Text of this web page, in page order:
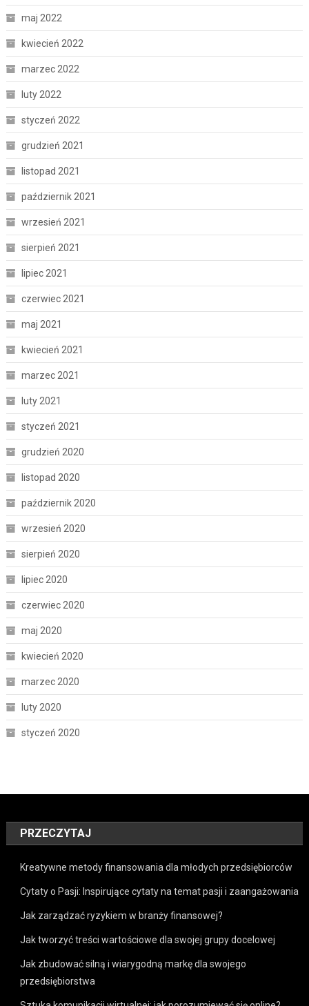
maj 2022
kwiecień 2022
marzec 2022
luty 2022
styczeń 2022
grudzień 2021
listopad 2021
październik 2021
wrzesień 2021
sierpień 2021
lipiec 2021
czerwiec 2021
maj 2021
kwiecień 2021
marzec 2021
luty 2021
styczeń 2021
grudzień 2020
listopad 2020
październik 2020
wrzesień 2020
sierpień 2020
lipiec 2020
czerwiec 2020
maj 2020
kwiecień 2020
marzec 2020
luty 2020
styczeń 2020
PRZECZYTAJ
Kreatywne metody finansowania dla młodych przedsiębiorców
Cytaty o Pasji: Inspirujące cytaty na temat pasji i zaangażowania
Jak zarządzać ryzykiem w branży finansowej?
Jak tworzyć treści wartościowe dla swojej grupy docelowej
Jak zbudować silną i wiarygodną markę dla swojego
przedsiębiorstwa